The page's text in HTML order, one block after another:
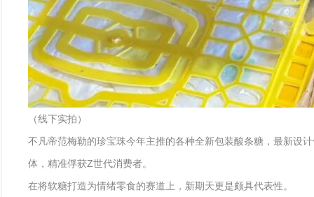
（线下实拍）
不凡帝范梅勒的珍宝珠今年主推的各种全新包装酸条糖，最新设
体，精准俘获Z世代消费者。
在将软糖打造为情绪零食的赛道上，新期天更是颇具代表性。